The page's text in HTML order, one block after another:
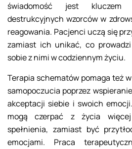
świadomość jest kluczem
destrukcyjnych wzorców w
reagowania. Pacjenci uczą się
zamiast ich unikać, co
sobie z nimi w codziennym życiu.
Terapia schematów pomaga też
samopoczucia poprzez
akceptacji siebie i swoich
mogą czerpać z życia
spełnienia, zamiast być
emocjami. Praca